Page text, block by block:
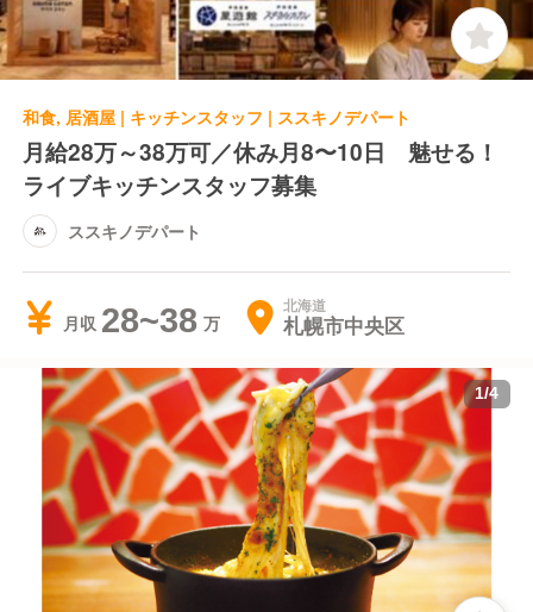
和食, 居酒屋 | キッチンスタッフ | ススキノデパート
月給28万～38万可／休み月8〜10日 魅せる！
ライブキッチンスタッフ募集
ススキノデパート
月収 28~38 北海道
札幌市中央区
1/4